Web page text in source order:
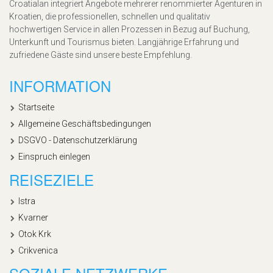
Croatialan integriert Angebote mehrerer renommierter Agenturen in
Kroatien, die professionellen, schnellen und qualitativ
hochwertigen Service in allen Prozessen in Bezug auf Buchung,
Unterkunft und Tourismus bieten. Langjährige Erfahrung und
zufriedene Gäste sind unsere beste Empfehlung.
INFORMATION
Startseite
Allgemeine Geschäftsbedingungen
DSGVO - Datenschutzerklärung
Einspruch einlegen
REISEZIELE
Istra
Kvarner
Otok Krk
Crikvenica